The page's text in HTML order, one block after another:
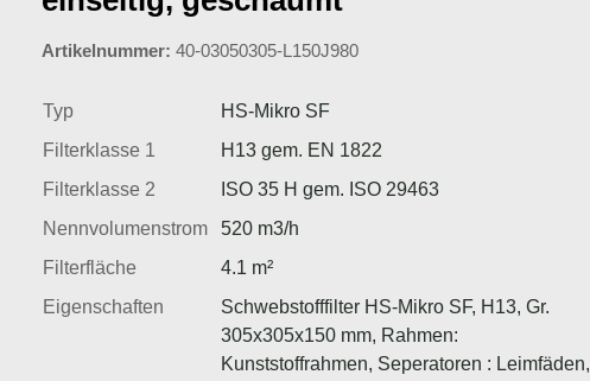
Artikelnummer: 40-03050305-L150J980
Typ
HS-Mikro SF
Filterklasse 1
H13 gem. EN 1822
Filterklasse 2
ISO 35 H gem. ISO 29463
Nennvolumenstrom
520 m3/h
Filterfläche
4.1 m²
Eigenschaften
Schwebstofffilter HS-Mikro SF, H13, Gr.
305x305x150 mm, Rahmen:
Kunststoffrahmen, Seperatoren : Leimfäden,